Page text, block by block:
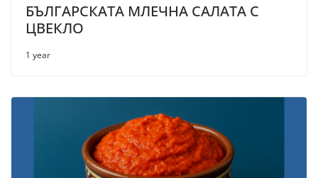
БЪЛГАРСКАТА МЛЕЧНА САЛАТА С
ЦВЕКЛО
1 year